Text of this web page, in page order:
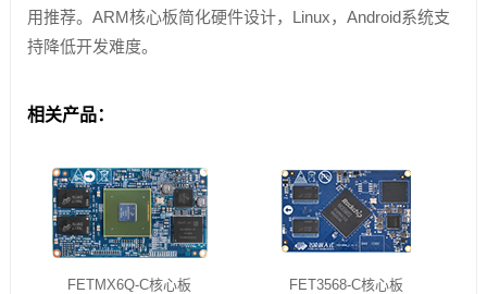
用推荐。ARM核心板简化硬件设计，Linux，Android系统支
持降低开发难度。
相关产品：
FETMX6Q-C核心板 FET3568-C核心板